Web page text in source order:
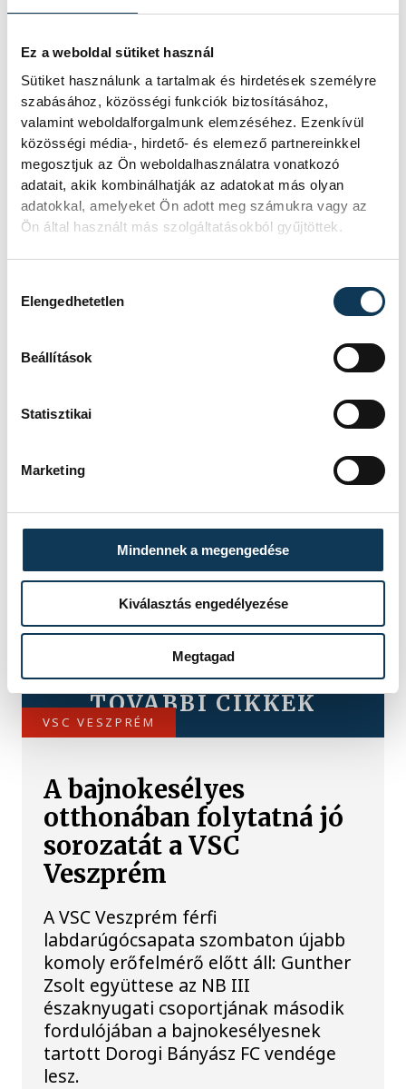
Ez a weboldal sütiket használ
Sütiket használunk a tartalmak és hirdetések személyre
szabásához, közösségi funkciók biztosításához,
valamint weboldalforgalmunk elemzéséhez. Ezenkívül
közösségi média-, hirdető- és elemező partnereinkkel
megosztjuk az Ön weboldalhasználatra vonatkozó
adatait, akik kombinálhatják az adatokat más olyan
adatokkal, amelyeket Ön adott meg számukra vagy az
Ön által használt más szolgáltatásokból gyűjtöttek.
Elengedhetetlen
Beállítások
Statisztikai
Marketing
Mindennek a megengedése
Kiválasztás engedélyezése
Megtagad
TOVÁBBI CIKKEK
VSC VESZPRÉM
A bajnokesélyes
otthonában folytatná jó
sorozatát a VSC
Veszprém
A VSC Veszprém férfi
labdarúgócsapata szombaton újabb
komoly erőfelmérő előtt áll: Gunther
Zsolt együttese az NB III
északnyugati csoportjának második
fordulójában a bajnokesélyesnek
tartott Dorogi Bányász FC vendége
lesz.